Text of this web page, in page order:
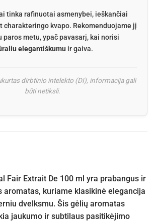
tinka rafinuotai asmenybei, ieškančiai
charakteringo kvapo. Rekomenduojame jį
metu, ypač pavasarį, kai norisi
elegantiškumu ir gaiva.
dirbtinio intelekto (DI), informacija gali
būti netiksli.
Fair Extrait De 100 ml yra prabangus ir
aromatas, kuriame klasikinė elegancija
dvelksmu. Šis gėlių aromatas
jaukumo ir subtilaus pasitikėjimo